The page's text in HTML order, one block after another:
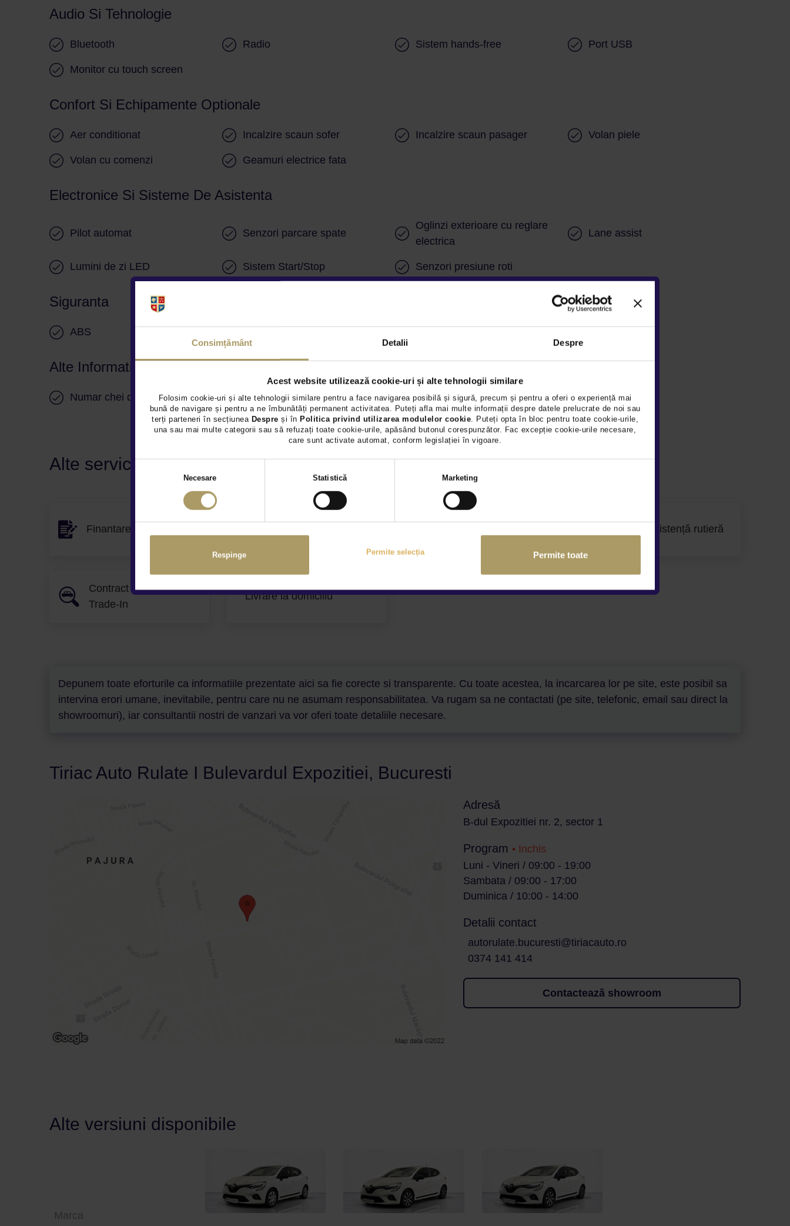
Consimțământ Detalii Despre
Acest website utilizează cookie-uri și alte tehnologii similare
Folosim cookie-uri și alte tehnologii similare pentru a face navigarea posibilă și sigură, precum și pentru a oferi o experiență mai
bună de navigare și pentru a ne îmbunătăți permanent activitatea. Puteți afla mai multe informații despre datele prelucrate de noi sau
terți parteneri în secțiunea Despre și în Politica privind utilizarea modulelor cookie. Puteți opta în bloc pentru toate cookie-urile,
una sau mai multe categorii sau să refuzați toate cookie-urile, apăsând butonul corespunzător. Fac excepție cookie-urile necesare,
care sunt activate automat, conform legislației în vigoare.
consimțământului
Necesare Statistică Marketing
Respinge Permite selecția Permite toate
Audio Si Tehnologie
Bluetooth Radio Sistem hands-free Port USB
Monitor cu touch screen
Confort Si Echipamente Optionale
Aer conditionat Incalzire scaun sofer Incalzire scaun pasager Volan piele
Volan cu comenzi Geamuri electrice fata
Electronice Si Sisteme De Asistenta
Pilot automat Senzori parcare spate
Oglinzi exterioare cu reglare
electrica
Lane assist
Lumini de zi LED Sistem Start/Stop Senzori presiune roti
Siguranta
ABS
Alte Informatii
Numar chei disponibile 2
Alte servicii disponibile
Finantare flexibila Service și asistență rutieră
Contract Buy-Back &
Trade-In
Livrare la domiciliu
Depunem toate eforturile ca informatiile prezentate aici sa fie corecte si transparente. Cu toate acestea, la incarcarea lor pe site, este posibil sa
intervina erori umane, inevitabile, pentru care nu ne asumam responsabilitatea. Va rugam sa ne contactati (pe site, telefonic, email sau direct la
showroomuri), iar consultantii nostri de vanzari va vor oferi toate detaliile necesare.
Tiriac Auto Rulate I Bulevardul Expozitiei, Bucuresti
Adresă
B-dul Expozitiei nr. 2, sector 1
Program • Inchis
Luni - Vineri / 09:00 - 19:00
Sambata / 09:00 - 17:00
Duminica / 10:00 - 14:00
Detalii contact
autorulate.bucuresti@tiriacauto.ro
0374 141 414
Contactează showroom
Alte versiuni disponibile
Marca